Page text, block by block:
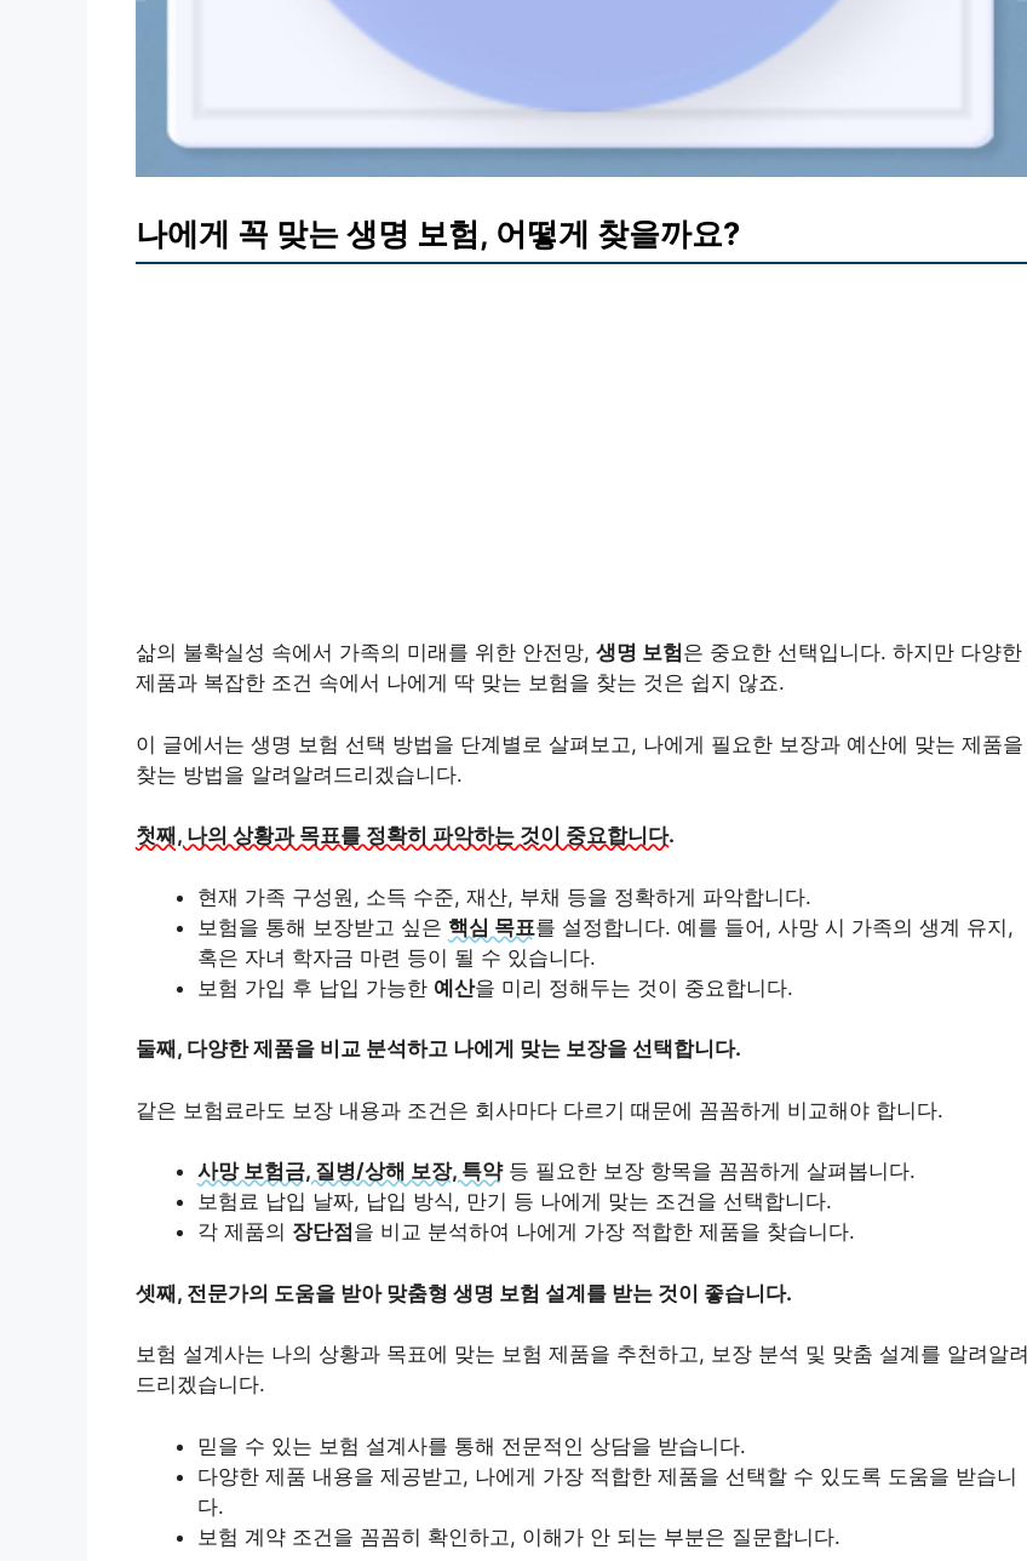
나에게 꼭 맞는 생명 보험, 어떻게 찾을까요?
삶의 불확실성 속에서 가족의 미래를 위한 안전망, 생명 보험은 중요한 선택입니다. 하지만 다양한
제품과 복잡한 조건 속에서 나에게 딱 맞는 보험을 찾는 것은 쉽지 않죠.
이 글에서는 생명 보험 선택 방법을 단계별로 살펴보고, 나에게 필요한 보장과 예산에 맞는 제품을
찾는 방법을 알려알려드리겠습니다.
첫째, 나의 상황과 목표를 정확히 파악하는 것이 중요합니다.
현재 가족 구성원, 소득 수준, 재산, 부채 등을 정확하게 파악합니다.
보험을 통해 보장받고 싶은 핵심 목표를 설정합니다. 예를 들어, 사망 시 가족의 생계 유지,
혹은 자녀 학자금 마련 등이 될 수 있습니다.
보험 가입 후 납입 가능한 예산을 미리 정해두는 것이 중요합니다.
둘째, 다양한 제품을 비교 분석하고 나에게 맞는 보장을 선택합니다.
같은 보험료라도 보장 내용과 조건은 회사마다 다르기 때문에 꼼꼼하게 비교해야 합니다.
사망 보험금, 질병/상해 보장, 특약등 필요한 보장 항목을 꼼꼼하게 살펴봅니다.
보험료 납입 날짜, 납입 방식, 만기 등 나에게 맞는 조건을 선택합니다.
각 제품의 장단점 을 비교 분석하여 나에게 가장 적합한 제품을 찾습니다.
셋째, 전문가의 도움을 받아 맞춤형 생명 보험 설계를 받는 것이 좋습니다.
보험 설계사는 나의 상황과 목표에 맞는 보험 제품을 추천하고, 보장 분석 및 맞춤 설계를 알려알려
드리겠습니다.
믿을 수 있는 보험 설계사를 통해 전문적인 상담을 받습니다.
다양한 제품 내용을 제공받고, 나에게 가장 적합한 제품을 선택할 수 있도록 도움을 받습니
다.
보험 계약 조건을 꼼꼼히 확인하고, 이해가 안 되는 부분은 질문합니다.